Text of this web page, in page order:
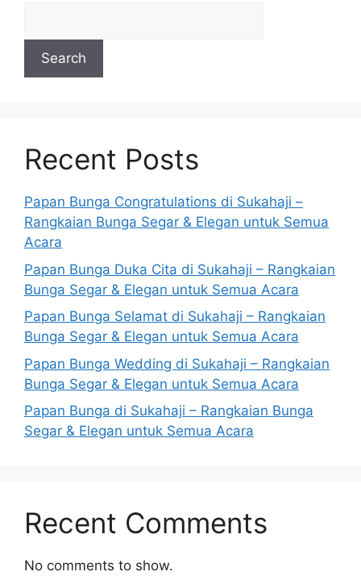
Search
Recent Posts
Papan Bunga Congratulations di Sukahaji –
Rangkaian Bunga Segar & Elegan untuk Semua
Acara
Papan Bunga Duka Cita di Sukahaji – Rangkaian
Bunga Segar & Elegan untuk Semua Acara
Papan Bunga Selamat di Sukahaji – Rangkaian
Bunga Segar & Elegan untuk Semua Acara
Papan Bunga Wedding di Sukahaji – Rangkaian
Bunga Segar & Elegan untuk Semua Acara
Papan Bunga di Sukahaji – Rangkaian Bunga
Segar & Elegan untuk Semua Acara
Recent Comments
No comments to show.